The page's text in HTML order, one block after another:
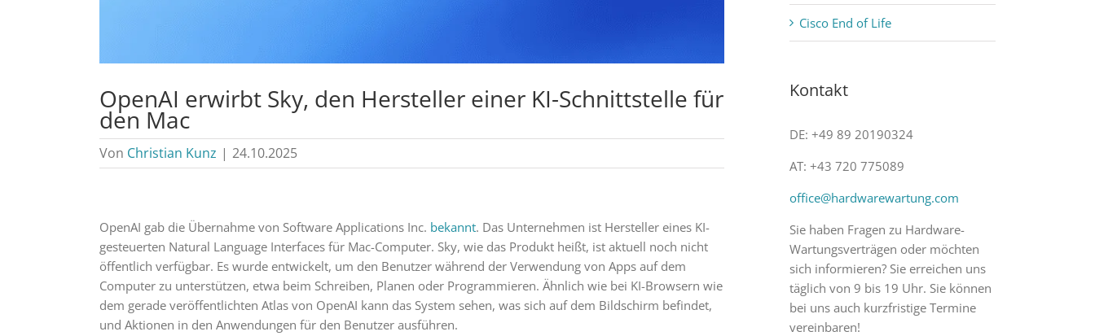
OpenAI erwirbt Sky, den Hersteller einer KI-Schnittstelle für
den Mac
Von Christian Kunz | 24.10.2025
OpenAI gab die Übernahme von Software Applications Inc. bekannt. Das Unternehmen ist Hersteller eines KI-
gesteuerten Natural Language Interfaces für Mac-Computer. Sky, wie das Produkt heißt, ist aktuell noch nicht
öffentlich verfügbar. Es wurde entwickelt, um den Benutzer während der Verwendung von Apps auf dem
Computer zu unterstützen, etwa beim Schreiben, Planen oder Programmieren. Ähnlich wie bei KI-Browsern wie
dem gerade veröffentlichten Atlas von OpenAI kann das System sehen, was sich auf dem Bildschirm befindet,
und Aktionen in den Anwendungen für den Benutzer ausführen.
Cisco End of Life
Kontakt
DE: +49 89 20190324
AT: +43 720 775089
office@hardwarewartung.com
Sie haben Fragen zu Hardware-
Wartungsverträgen oder möchten
sich informieren? Sie erreichen uns
täglich von 9 bis 19 Uhr. Sie können
bei uns auch kurzfristige Termine
vereinbaren!